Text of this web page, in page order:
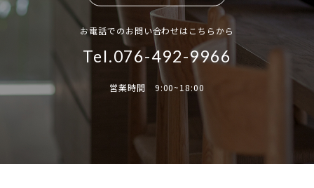
お電話でのお問い合わせはこちらから
Tel.076-492-9966
営業時間 9:00~18:00